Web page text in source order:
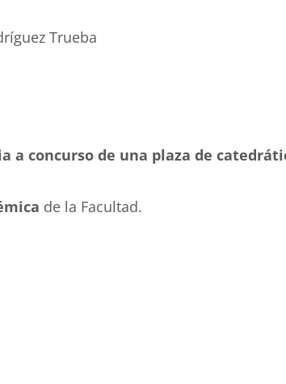
Trueba
a concurso de una plaza de
de la Facultad.